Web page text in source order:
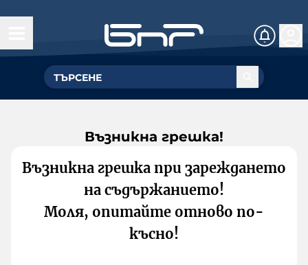
Възникна грешка!
Възникна грешка при зареждането
на съдържанието!
Моля, опитайте отново по-
късно!